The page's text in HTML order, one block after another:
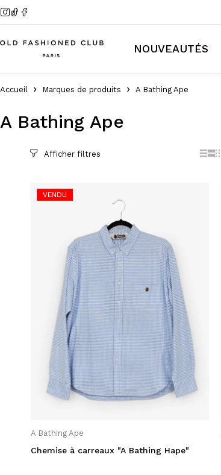
NOUVEAUTÉS
Accueil Marques de produits A Bathing Ape
A Bathing Ape
Filter par Prix
Catégories
A Découvrir
Collection Automne/Hiver Femme
2024
Collection Automne/Hiver Homme
2024
Femme
VENDU
A Bathing Ape
Chemise à carreaux "A Bathing Hape"